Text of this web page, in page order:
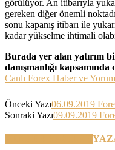
görülüyor. An itibarıyla
gereken diğer önemli
sonu kapanış itibarı ile
kadar yükselme ihtimali
Burada yer alan yatırım
danışmanlığı
Canlı Forex Haber ve
Önceki Yazı06.09.2019
Sonraki Yazı09.09.2019